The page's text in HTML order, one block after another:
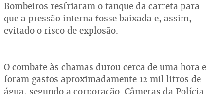
Bombeiros resfriaram o tanque da carreta para
que a pressão interna fosse baixada e, assim,
evitado o risco de explosão.
O combate às chamas durou cerca de uma hora e
foram gastos aproximadamente 12 mil litros de
água, segundo a corporação. Câmeras da Polícia